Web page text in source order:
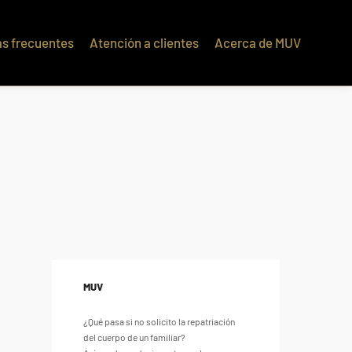
frecuentes Atención a clientes Acerca de MUV
MUV
¿Qué pasa si no solicito la repatriación
del cuerpo de un familiar?